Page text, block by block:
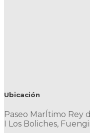
Ubicación
Paseo MarÍtimo Rey
I Los Boliches,